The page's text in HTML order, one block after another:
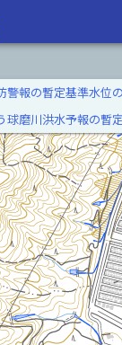
報の暫定基準水位
球磨川洪水予報の暫